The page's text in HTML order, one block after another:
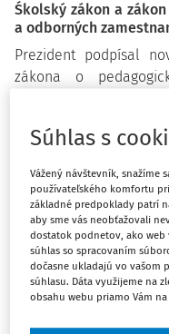
Śkolský zákon a
a odborných
Prezident podpísal
zákona o
Novelazákona č. 245/
„(10) V stredných
spoločnú triedu
odborov alebo
učebných odborov.“
Vypúšťa sa časť,„.....ak na
predmetu možno zriadiť
Súhlas s
Vážený návštevník, snažíme
používateľského komfortu
základné predpoklady patrí
aby sme vás neobťažovali
dostatok podnetov, ako web
súhlas so spracovaním
dočasne ukladajú vo vašom
súhlasu. Dáta využijeme na
obsahu webu priamo Vám